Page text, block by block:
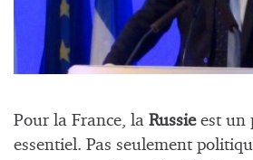
Pour la France, la Russieest un
essentiel. Pas seulement